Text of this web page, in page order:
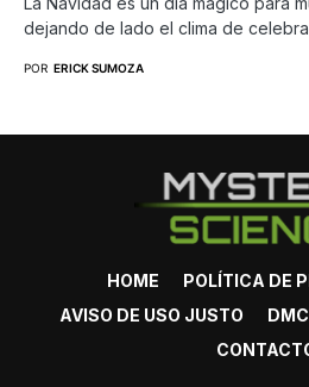
dejando de lado el clima de
POR ERICK SUMOZA
HOME
POLÍTICA DE
AVISO DE USO JUSTO